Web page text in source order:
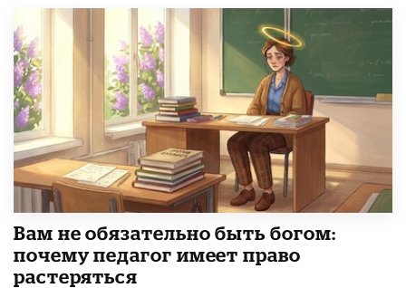
​Вам не обязательно быть богом:
почему педагог имеет право
растеряться